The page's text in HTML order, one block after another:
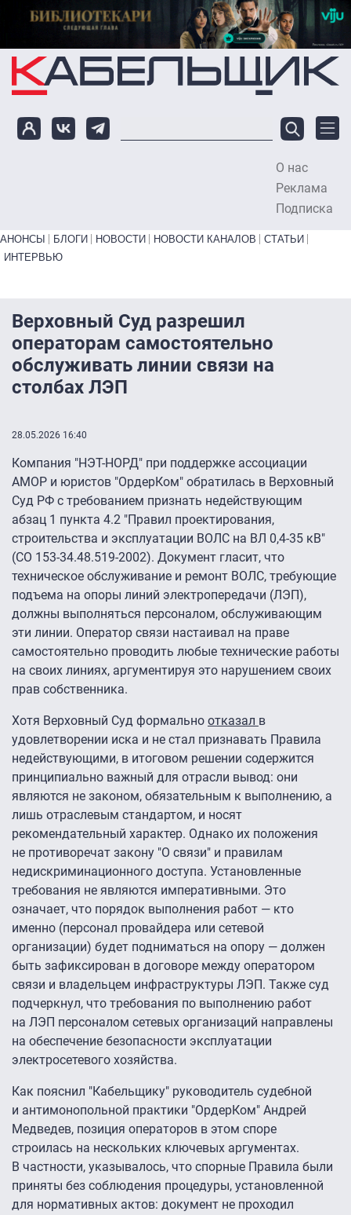
Перейти к основному содержанию
О нас
Реклама
Подписка
Primary links bottom
АНОНСЫ БЛОГИ НОВОСТИ НОВОСТИ КАНАЛОВ
СТАТЬИ
ИНТЕРВЬЮ
Верховный Суд разрешил
операторам самостоятельно
обслуживать линии связи на
столбах ЛЭП
28.05.2026 16:40
Компания "НЭТ-НОРД" при поддержке ассоциации
АМОР и юристов "ОрдерКом" обратилась в Верховный
Суд РФ с требованием признать недействующим
абзац 1 пункта 4.2 "Правил проектирования,
строительства и эксплуатации ВОЛС на ВЛ 0,4-35 кВ"
(СО 153-34.48.519-2002). Документ гласит, что
техническое обслуживание и ремонт ВОЛС, требующие
подъема на опоры линий электропередачи (ЛЭП),
должны выполняться персоналом, обслуживающим
эти линии. Оператор связи настаивал на праве
самостоятельно проводить любые технические работы
на своих линиях, аргументируя это нарушением своих
прав собственника.
Хотя Верховный Суд формально отказал в
удовлетворении иска и не стал признавать Правила
недействующими, в итоговом решении содержится
принципиально важный для отрасли вывод: они
являются не законом, обязательным к выполнению, а
лишь отраслевым стандартом, и носят
рекомендательный характер. Однако их положения
не противоречат закону "О связи" и правилам
недискриминационного доступа. Установленные
требования не являются императивными. Это
означает, что порядок выполнения работ — кто
именно (персонал провайдера или сетевой
организации) будет подниматься на опору — должен
быть зафиксирован в договоре между оператором
связи и владельцем инфраструктуры ЛЭП. Также суд
подчеркнул, что требования по выполнению работ
на ЛЭП персоналом сетевых организаций направлены
на обеспечение безопасности эксплуатации
электросетевого хозяйства.
Как пояснил "Кабельщику" руководитель судебной
и антимонопольной практики "ОрдерКом" Андрей
Медведев, позиция операторов в этом споре
строилась на нескольких ключевых аргументах.
В частности, указывалось, что спорные Правила были
приняты без соблюдения процедуры, установленной
для нормативных актов: документ не проходил